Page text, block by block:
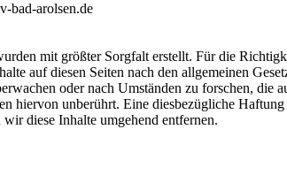
bad-arolsen.de
mit größter Sorgfalt erstellt. Für die
auf diesen Seiten nach den allgemeinen
oder nach Umständen zu forschen,
hiervon unberührt. Eine diesbezügliche
diese Inhalte umgehend entfernen.